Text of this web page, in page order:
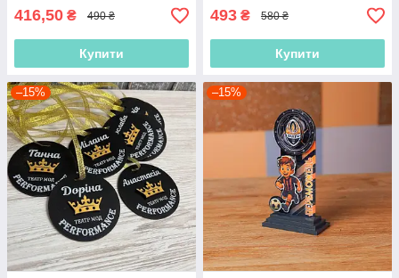
416,50 ₴ 490 ₴
Купити
493 ₴ 580 ₴
Купити
–15% –15%